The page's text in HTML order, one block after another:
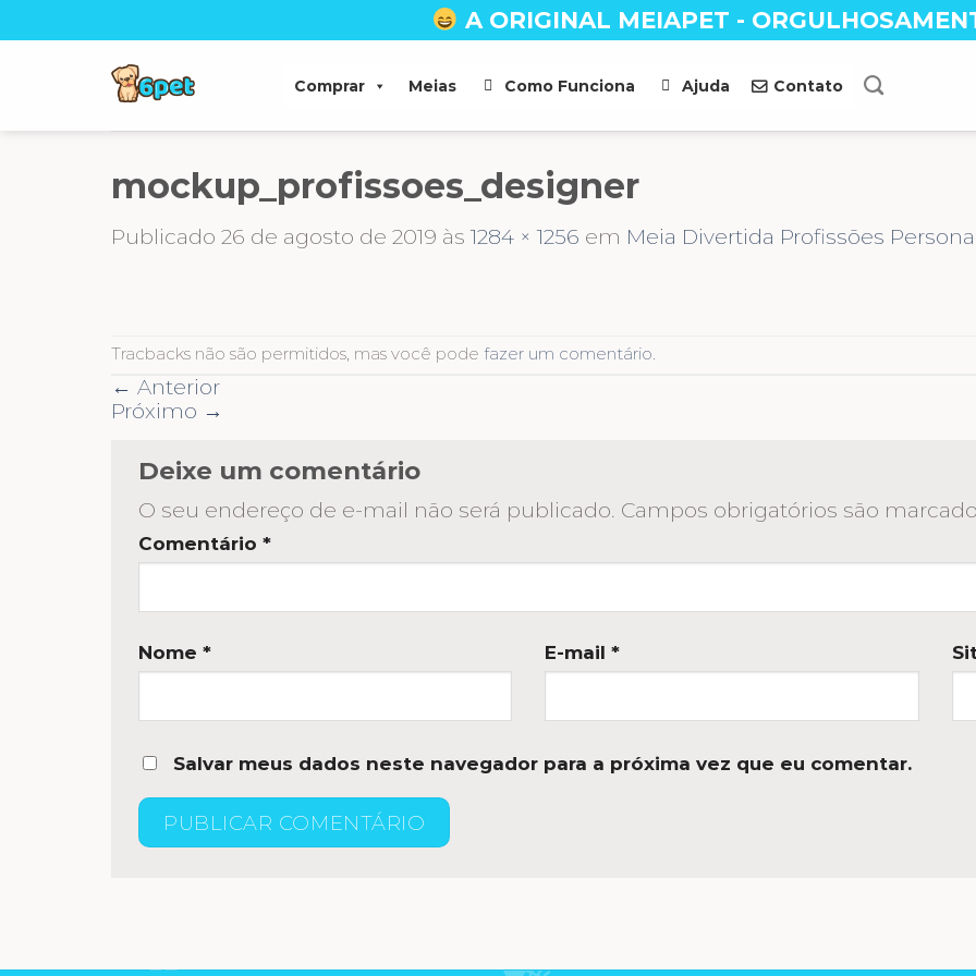
to
A ORIGINAL MEIAPET -
Comprar Meias Como Funciona Ajuda Contato
mockup_profissoes_designer
Publicado 26 de agosto de 2019 às1284 × 1256 em Meia Divertida Profissões
Tracbacks não são permitidos, mas você pode fazer um comentário.
← Anterior
Próximo →
Deixe um comentário
O seu endereço de e-mail não será publicado. Campos obrigatórios são
Comentário *
Nome * E-mail*
Salvar meus dados neste navegador para a próxima vez que eu comentar.